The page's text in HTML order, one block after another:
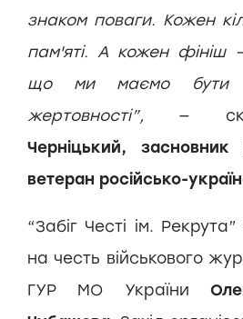
знаком поваги. Кожен
пам'яті. А кожен фініш
що ми маємо бути
жертовності”, —
Черніцький,
ветеран російсько-
“Забіг Честі ім.
на честь військового
ГУР МО України